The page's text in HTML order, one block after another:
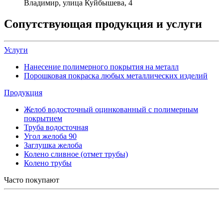
Владимир, улица Куйбышева, 4
Сопутствующая продукция и услуги
Услуги
Нанесение полимерного покрытия на металл
Порошковая покраска любых металлических изделий
Продукция
Желоб водосточный оцинкованный с полимерным
покрытием
Труба водосточная
Угол желоба 90
Заглушка желоба
Колено сливное (отмет трубы)
Колено трубы
Часто покупают